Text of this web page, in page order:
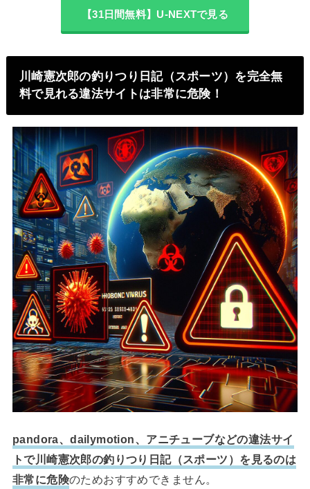
【31日間無料】U-NEXTで見る
川崎憲次郎の釣りつり日記（スポーツ）を完全無
料で見れる違法サイトは非常に危険！
pandora、dailymotion、アニチューブなどの違法サイ
トで川崎憲次郎の釣りつり日記（スポーツ）を見るのは
非常に危険のためおすすめできません。